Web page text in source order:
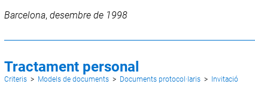
Barcelona, desembre de 1998
Tractament personal
Criteris > Models de documents > Documents protocol·laris > Invitació